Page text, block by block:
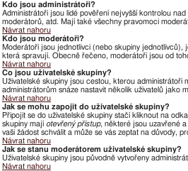
Kdo jsou administrátoři?
Administrátoři jsou lidé pověření nejvyšší kontrolou
moderátorů, atd. Mají také všechny pravomoci
Návrat nahoru
Kdo jsou moderátoři?
Moderátoři jsou jednotlivci (nebo skupiny
která spravují. Obecně řečeno, moderátoři jsou od
Návrat nahoru
Co jsou uživatelské skupiny?
Uživatelské skupiny jsou cestou, kterou administrátoři
administrátorům snáze nastavit několik uživatelů jako
Návrat nahoru
Jak se mohu zapojit do uživatelské skupiny?
Připojit se do uživatelské skupiny stačí kliknout na
skupiny mají otevřený přístup, některé jsou uzavřené
vaši žádost schválit a může se vás zeptat na důvody,
Návrat nahoru
Jak se stanu moderátorem uživatelské skupiny?
Uživatelské skupiny jsou původně vytvořeny
Návrat nahoru